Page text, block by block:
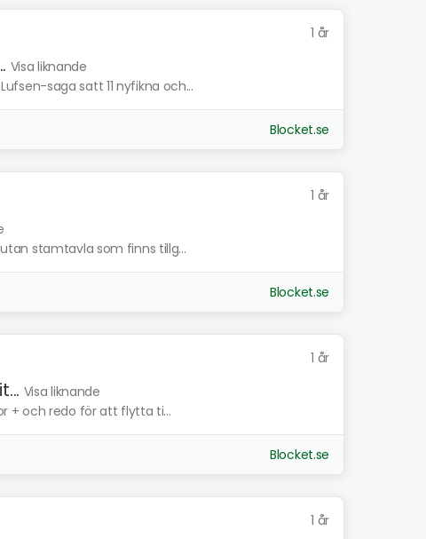
1 år
Visa liknande
saga satt 11 nyfikna och...
Blocket.se
1 år
stamtavla som finns tillg...
Blocket.se
1 år
Visa liknande
+ och redo för att flytta ti...
Blocket.se
1 år